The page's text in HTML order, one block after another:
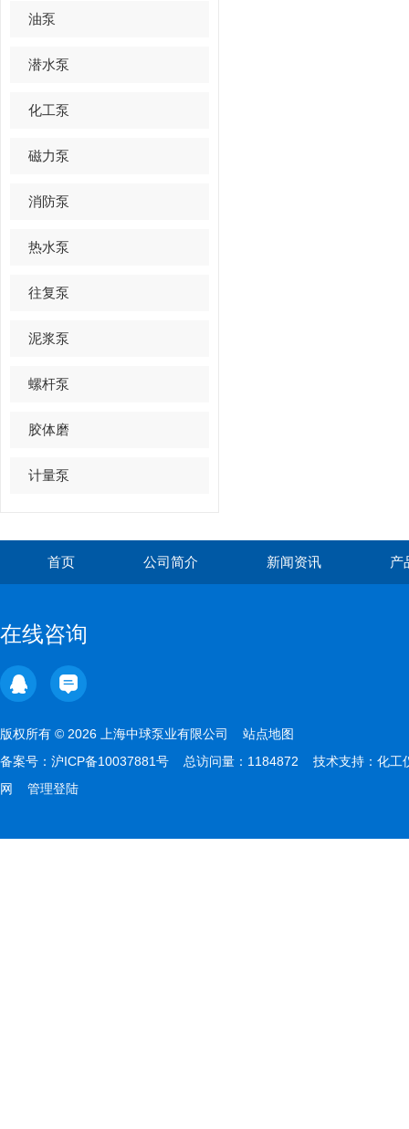
油泵
潜水泵
化工泵
磁力泵
消防泵
热水泵
往复泵
泥浆泵
螺杆泵
胶体磨
计量泵
首页 公司简介 新闻资讯 产
在线咨询
版权所有 © 2026 上海中球泵业有限公司 站点地图
备案号： 沪ICP备10037881号 总访问量：1184872 技术支持： 化工
网
管理登陆